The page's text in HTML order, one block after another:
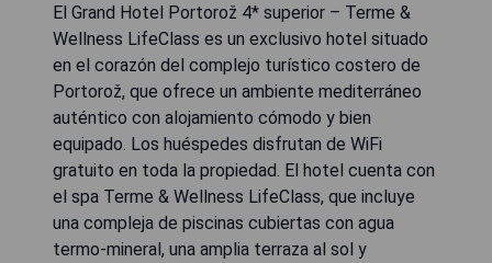
El Grand Hotel Portorož 4* superior – Terme &
Wellness LifeClass es un exclusivo hotel situado
en el corazón del complejo turístico costero de
Portorož, que ofrece un ambiente mediterráneo
auténtico con alojamiento cómodo y bien
equipado. Los huéspedes disfrutan de WiFi
gratuito en toda la propiedad. El hotel cuenta con
el spa Terme & Wellness LifeClass, que incluye
una compleja de piscinas cubiertas con agua
termo-mineral, una amplia terraza al sol y